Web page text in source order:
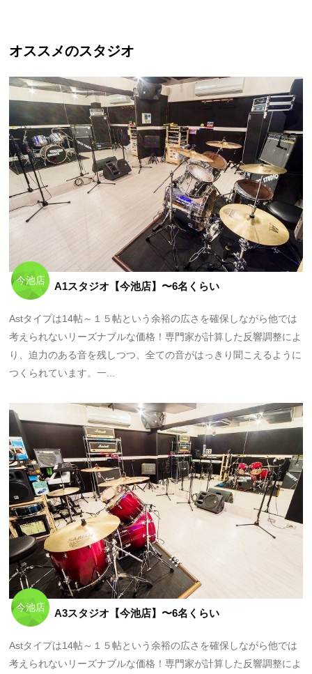
オススメのスタジオ
今池店 A1スタジオ【今池店】〜6名くらい
Astタイプは14帖～１５帖という余裕の広さを確保しながら他では
考えられないリーズナブルな価格！専門家が計算した反響調整によ
り、迫力のある音を残しつつ、全ての音がはっきり聞こえるように
つくられています。一...
今池店 A3スタジオ【今池店】〜6名くらい
Astタイプは14帖～１５帖という余裕の広さを確保しながら他では
考えられないリーズナブルな価格！専門家が計算した反響調整によ